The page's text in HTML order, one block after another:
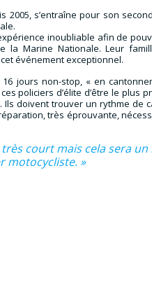
2005, s’entraîne pour son
inoubliable afin de
la Marine Nationale. Leur
événement exceptionnel.
jours non-stop, « en
policiers d’élite d’être le plus
doivent trouver un rythme de
très éprouvante,
très court mais cela sera
motocycliste. »